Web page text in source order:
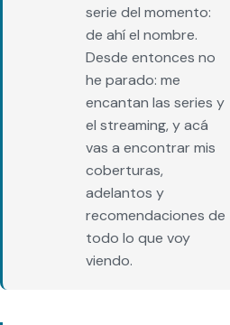
serie del momento:
de ahí el nombre.
Desde entonces no
he parado: me
encantan las series y
el streaming, y acá
vas a encontrar mis
coberturas,
adelantos y
recomendaciones de
todo lo que voy
viendo.